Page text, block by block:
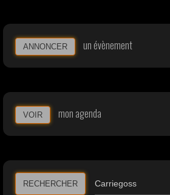
ANNONCER un évènement
VOIR mon agenda
RECHERCHER